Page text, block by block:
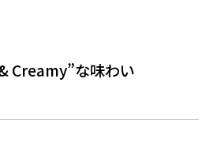
Creamy”な味わい